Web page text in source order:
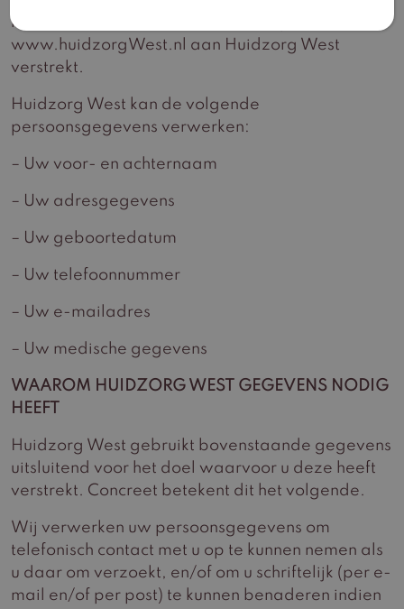
invullen van een contactformulier op de website
www.huidzorgWest.nl aan Huidzorg West
verstrekt.
Huidzorg West kan de volgende
persoonsgegevens verwerken:
– Uw voor- en achternaam
– Uw adresgegevens
– Uw geboortedatum
– Uw telefoonnummer
– Uw e-mailadres
– Uw medische gegevens
WAAROM HUIDZORG WEST GEGEVENS NODIG
HEEFT
Huidzorg West gebruikt bovenstaande gegevens
uitsluitend voor het doel waarvoor u deze heeft
verstrekt. Concreet betekent dit het volgende.
Wij verwerken uw persoonsgegevens om
telefonisch contact met u op te kunnen nemen als
u daar om verzoekt, en/of om u schriftelijk (per e-
mail en/of per post) te kunnen benaderen indien